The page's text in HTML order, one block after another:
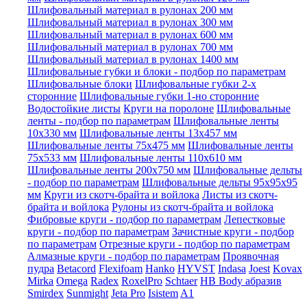
Шлифовальный материал в рулонах 200 мм
Шлифовальный материал в рулонах 300 мм
Шлифовальный материал в рулонах 600 мм
Шлифовальный материал в рулонах 700 мм
Шлифовальный материал в рулонах 1400 мм
Шлифовальные губки и блоки - подбор по параметрам
Шлифовальные блоки Шлифовальные губки 2-х
сторонние Шлифовальные губки 1-но сторонние
Водостойкие листы Круги на поролоне Шлифовальные
ленты - подбор по параметрам Шлифовальные ленты
10x330 мм Шлифовальные ленты 13x457 мм
Шлифовальные ленты 75x475 мм Шлифовальные ленты
75x533 мм Шлифовальные ленты 110x610 мм
Шлифовальные ленты 200x750 мм Шлифовальные дельты
- подбор по параметрам Шлифовальные дельты 95x95x95
мм Круги из скотч-брайта и войлока Листы из скотч-
брайта и войлока Рулоны из скотч-брайта и войлока
Фибровые круги - подбор по параметрам Лепестковые
круги - подбор по параметрам Зачистные круги - подбор
по параметрам Отрезные круги - подбор по параметрам
Алмазные круги - подбор по параметрам Проявочная
пудра Betacord Flexifoam Hanko HYVST Indasa Joest Kovax
Mirka Omega Radex RoxelPro Schtaer HB Body абразив
Smirdex Sunmight Jeta Pro Isistem A1